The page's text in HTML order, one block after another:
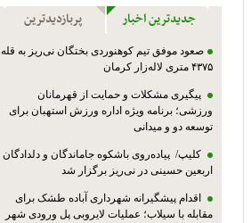
جدیدترین اخبار پربازدیدترین
صعود موفق تیم کوهنوردی بختگان نی‌ریز به قله
۴۳۷۵ متری لاله‌زار کرمان
پیگیری مشکلات و حمایت از قهرمانان
ورزشی؛ برنامه ویژه اداره ورزش استهبان برای
توسعه دو و میدانی
کلیپ/ پیاده‌روی باشکوه جاماندگان و دلدادگان
اربعین حسینی در نی‌ریز برگزار شد
اقدام پیشگیرانه شهرداری آباده طشک برای
مقابله با سیلاب؛ عملیات لایروبی پل ورودی شهر